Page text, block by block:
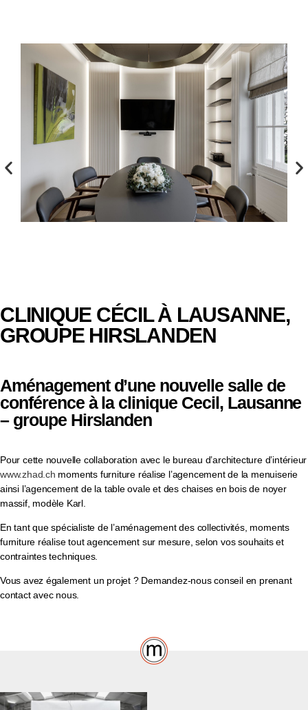
CLINIQUE CÉCIL À LAUSANNE,
GROUPE HIRSLANDEN
Aménagement d’une nouvelle salle de
conférence à la clinique Cecil, Lausanne
– groupe Hirslanden
Pour cette nouvelle collaboration avec le bureau d’architecture d’intérieur
www.zhad.ch moments furniture réalise l’agencement de la menuiserie
ainsi l’agencement de la table ovale et des chaises en bois de noyer
massif, modèle Karl.
En tant que spécialiste de l’aménagement des collectivités, moments
furniture réalise tout agencement sur mesure, selon vos souhaits et
contraintes techniques.
Vous avez également un projet ? Demandez-nous conseil en prenant
contact avec nous.